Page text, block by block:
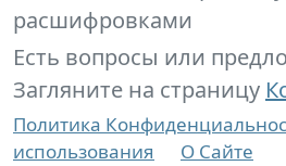
расшифровками
Есть вопросы или
Загляните на страницу
Политика
использования
О Сайте